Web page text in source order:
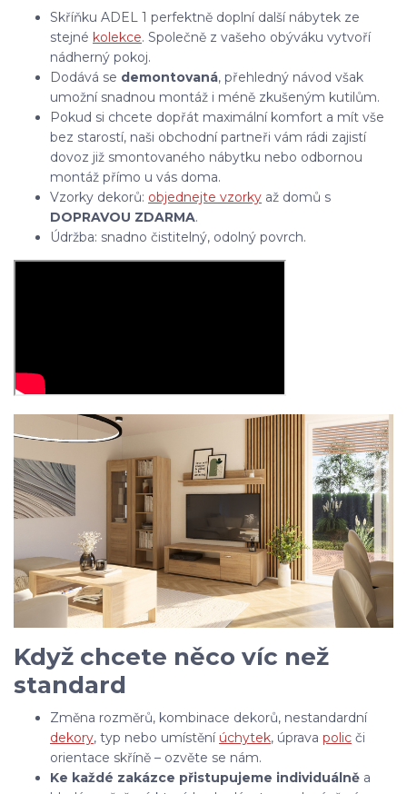
Skříňku ADEL 1 perfektně doplní další nábytek ze
stejné kolekce. Společně z vašeho obýváku vytvoří
nádherný pokoj.
Dodává se demontovaná, přehledný návod však
umožní snadnou montáž i méně zkušeným kutilům.
Pokud si chcete dopřát maximální komfort a mít vše
bez starostí, naši obchodní partneři vám rádi zajistí
dovoz již smontovaného nábytku nebo odbornou
montáž přímo u vás doma.
Vzorky dekorů: objednejte vzorky až domů s
DOPRAVOU ZDARMA.
Údržba: snadno čistitelný, odolný povrch.
Když chcete něco víc než
standard
Změna rozměrů, kombinace dekorů, nestandardní
dekory, typ nebo umístění úchytek, úprava polic či
orientace skříně – ozvěte se nám.
Ke každé zakázce přistupujeme individuálně a